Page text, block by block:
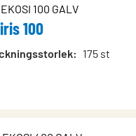
EKOSI 100 GALV
100
: 175 st